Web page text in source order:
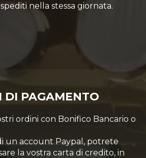
nella stessa giornata.
DI PAGAMENTO
ordini con Bonifico Bancario o
un account Paypal, potrete
la vostra carta di credito, in